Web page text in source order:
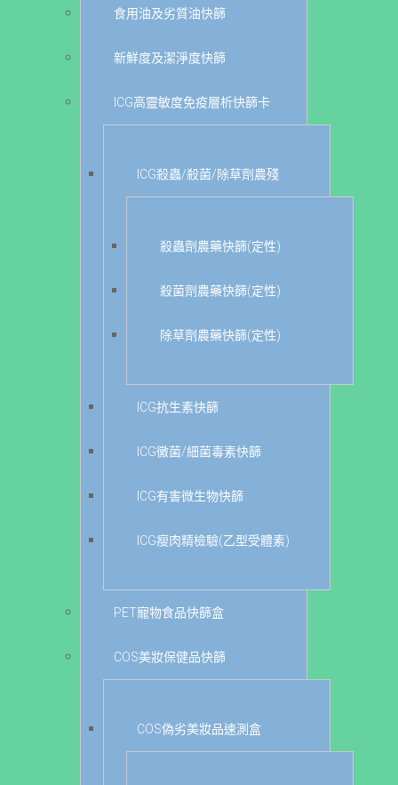
食用油及劣質油快篩
新鮮度及潔淨度快篩
ICG高靈敏度免疫層析快篩卡
ICG殺蟲/殺菌/除草劑農殘
殺蟲劑農藥快篩(定性)
殺菌劑農藥快篩(定性)
除草劑農藥快篩(定性)
ICG抗生素快篩
ICG黴菌/細菌毒素快篩
ICG有害微生物快篩
ICG瘦肉精檢驗(乙型受體素)
PET寵物食品快篩盒
COS美妝保健品快篩
COS偽劣美妝品速測盒